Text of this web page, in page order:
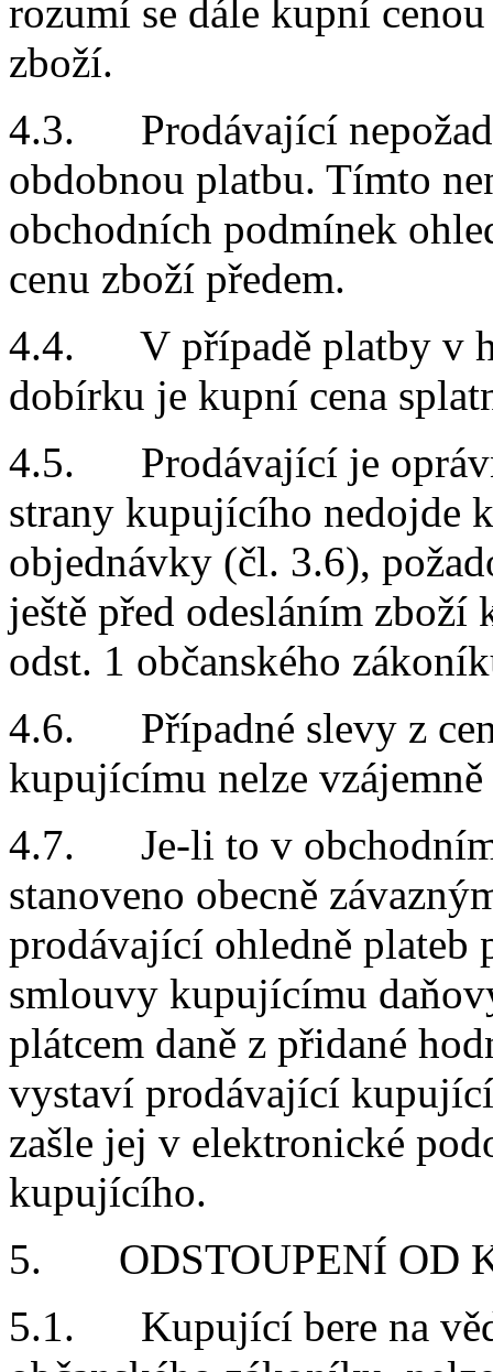
rozumí se dále kupní
zboží.
4.3. Prodávající
obdobnou platbu. Tímto
obchodních podmínek
cenu zboží předem.
4.4. V případě platby v
dobírku je kupní cena
4.5. Prodávající je
strany kupujícího nedojde
objednávky (čl. 3.6),
ještě před odesláním
odst. 1 občanského
4.6. Případné slevy z
kupujícímu nelze
4.7. Je-li to v
stanoveno obecně
prodávající ohledně plateb
smlouvy kupujícímu
plátcem daně z přidané
vystaví prodávající
zašle jej v elektronické
kupujícího.
5. ODSTOUPENÍ OD
5.1. Kupující bere na